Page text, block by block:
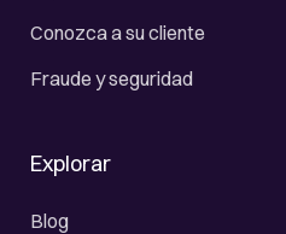
Conozca a su cliente
Fraude y seguridad
Explorar
Blog